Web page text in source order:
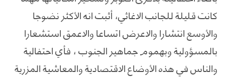
كانت قليلة للجانب الاغاثي، أثبت انه الأكثر نضوجا
والأوسع انتشارا والاعرض اتساعا والاعمق استشعارا
بالمسؤولية وبهموم جماهير الجنوب ، فأي احتفالية
والناس في هذه الأوضاع الاقتصادية والمعاشية المزرية